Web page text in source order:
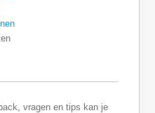
vragen en tips kan je